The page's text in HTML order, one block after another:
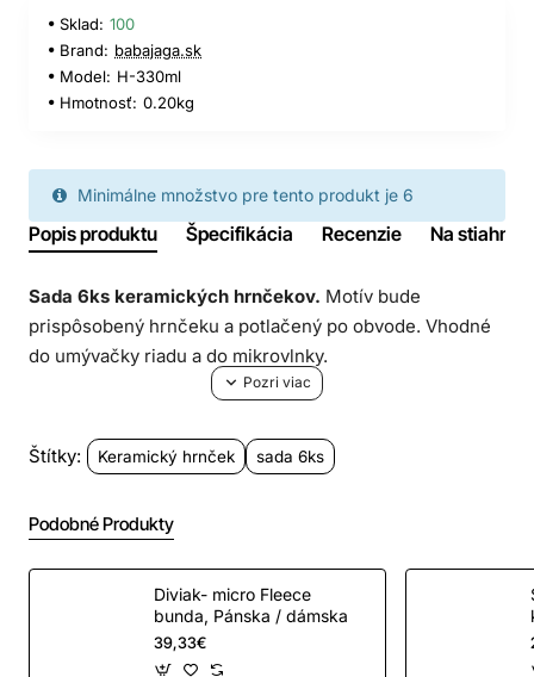
Sklad: 100
Brand: babajaga.sk
Model: H-330ml
Hmotnosť: 0.20kg
Minimálne množstvo pre tento produkt je 6
Popis produktu Špecifikácia Recenzie Na
Sada 6ks keramických hrnčekov. Motív bude
prispôsobený hrnčeku a potlačený po obvode. Vhodné
do umývačky riadu a do mikrovlnky.
alebo prevodom na účet pri dokončení objednávky.
Štítky: Keramický hrnček sada 6ks
Podobné Produkty
Diviak- micro Fleece
bunda, Pánska / dámska
39,33€